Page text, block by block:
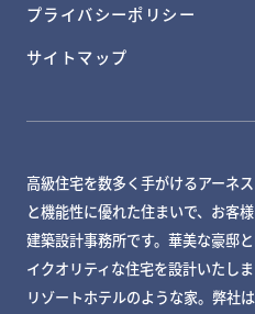
プライバシーポリシー
サイトマップ
高級住宅を数多く手がけるアーネ
と機能性に優れた住まいで、お客
建築設計事務所です。華美な豪邸
イクオリティな住宅を設計いたし
リゾートホテルのような家。弊社